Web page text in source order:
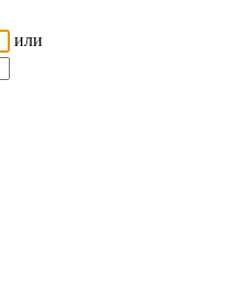
или